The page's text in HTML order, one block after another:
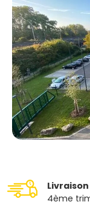
Livraison
4ème